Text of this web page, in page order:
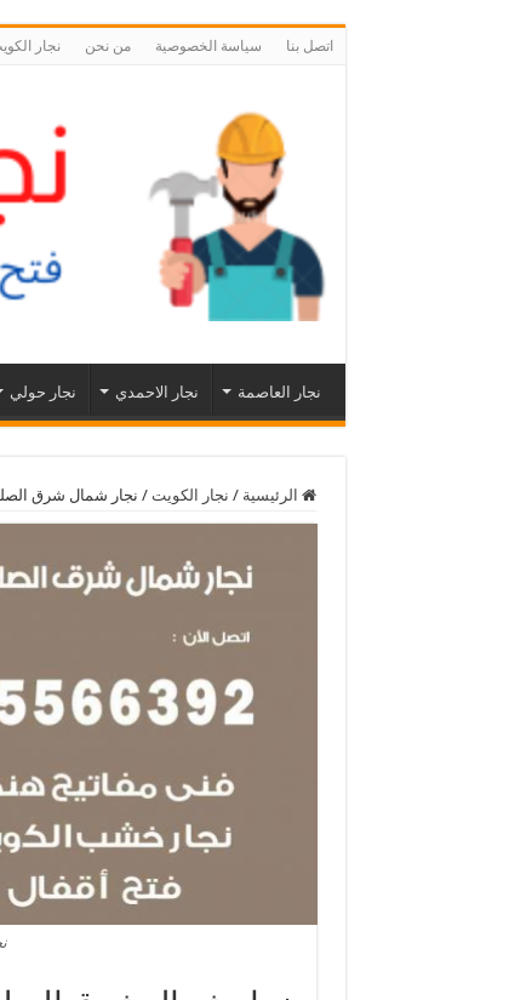
اتصل بنا سياسة الخصوصية من نحن نجار الكويت 55566392 نجار فتح اقفال
نجار العاصمة نجار الاحمدي نجار حولي
الرئيسية / نجار الكويت / نجار شمال شرق الصليبيخات الكويت 55566392